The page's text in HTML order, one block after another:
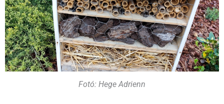
Fotó: Hege Adrienn